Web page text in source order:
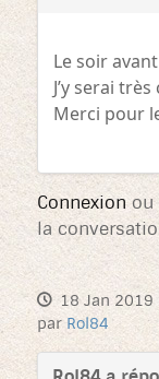
Le soir
J’y serai
Merci pour
Connexionou
la
18 Jan 2019
par Rol84